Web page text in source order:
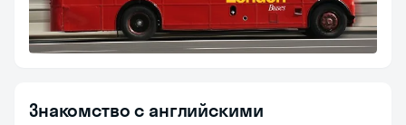
Знакомство с английскими